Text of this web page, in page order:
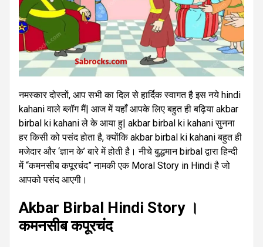
नमस्कार दोस्तों, आप सभी का दिल से हार्दिक स्वागत है इस नये hindi
kahani वाले ब्लॉग मैं| आज में यहाँ आपके लिए बहुत ही बढ़िया akbar
birbal ki kahani ले के आया हु| akbar birbal ki kahani सुनना
हर किसी को पसंद होता है, क्योंकि akbar birbal ki kahani बहुत ही
मजेदार और ‘ज्ञान के’ बारे में होती है। नीचे बुद्धमान birbal द्वारा हिन्दी
में “कमनसीब कपूरचंद” नामकी एक Moral Story in Hindi है जो
आपको पसंद आएगी।
Akbar Birbal Hindi Story ।
कमनसीब कपूरचंद